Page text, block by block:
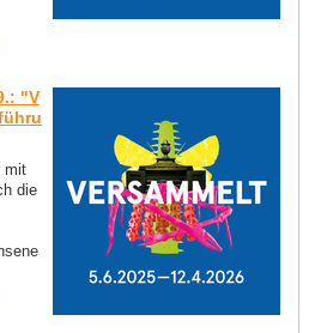
"V
mit
die